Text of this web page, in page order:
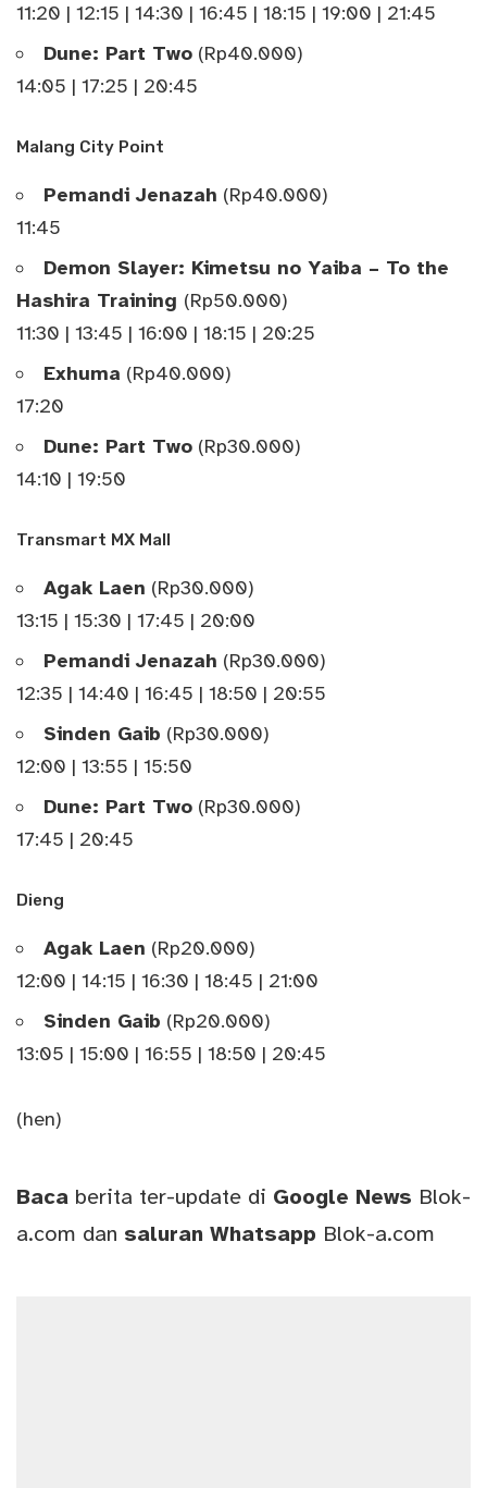
11:20 | 12:15 | 14:30 | 16:45 | 18:15 | 19:00 | 21:45
Dune: Part Two (Rp40.000)
14:05 | 17:25 | 20:45
Malang City Point
Pemandi Jenazah (Rp40.000)
11:45
Demon Slayer: Kimetsu no Yaiba – To the
Hashira Training (Rp50.000)
11:30 | 13:45 | 16:00 | 18:15 | 20:25
Exhuma (Rp40.000)
17:20
Dune: Part Two (Rp30.000)
14:10 | 19:50
Transmart MX Mall
Agak Laen (Rp30.000)
13:15 | 15:30 | 17:45 | 20:00
Pemandi Jenazah (Rp30.000)
12:35 | 14:40 | 16:45 | 18:50 | 20:55
Sinden Gaib (Rp30.000)
12:00 | 13:55 | 15:50
Dune: Part Two (Rp30.000)
17:45 | 20:45
Dieng
Agak Laen (Rp20.000)
12:00 | 14:15 | 16:30 | 18:45 | 21:00
Sinden Gaib (Rp20.000)
13:05 | 15:00 | 16:55 | 18:50 | 20:45
(hen)
Baca berita ter-update di Google News Blok-
a.com dan saluran Whatsapp Blok-a.com